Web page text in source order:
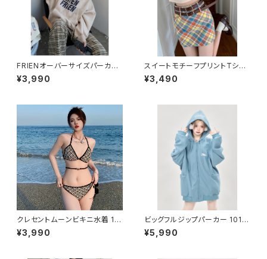
FRIENオーバーサイズパーカー
1013-220829016
¥3,990
スイートモチーフプリントTシャ
ツ 1013-240806015
¥3,490
クレセントムーンビキニ水着 10
13-230429008
¥3,990
ビッグフルジップパーカー 1013
-230820006
¥5,990